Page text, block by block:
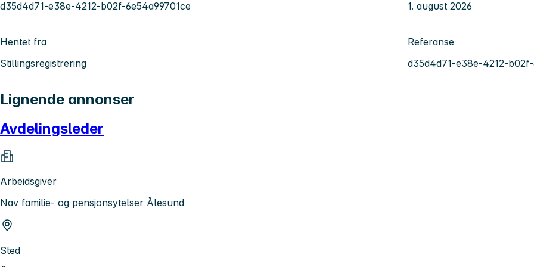
d35d4d71-e38e-4212-b02f-6e54a99701ce
1. august 2026
Hentet fra
Stillingsregistrering
Referanse
d35d4d71-e38e-4212-
Lignende annonser
Avdelingsleder
Arbeidsgiver
Nav familie- og pensjonsytelser Ålesund
Sted